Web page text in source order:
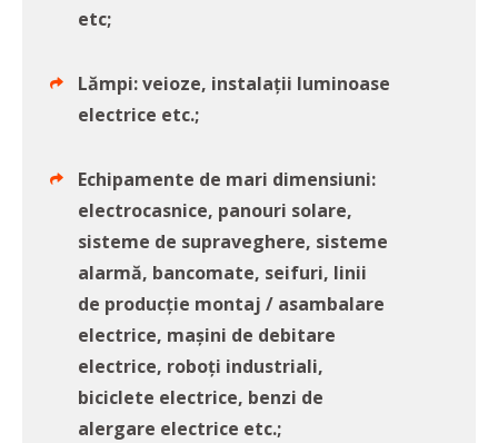
etc;
Lămpi: veioze, instalaţii luminoase
electrice etc.;
Echipamente de mari dimensiuni:
electrocasnice, panouri solare,
sisteme de supraveghere, sisteme
alarmă, bancomate, seifuri, linii
de producţie montaj / asambalare
electrice, maşini de debitare
electrice, roboţi industriali,
biciclete electrice, benzi de
alergare electrice etc.;